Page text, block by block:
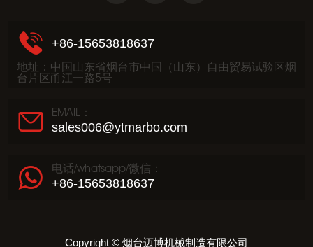
+86-15653818637
地址：中国山东省烟台市中国（山东）自由贸易试验区烟
台片区甬江一路5号
EMAIL：
sales006@ytmarbo.com
电话/whatsapp/微信：
+86-15653818637
Copyright © 烟台迈博机械制造有限公司